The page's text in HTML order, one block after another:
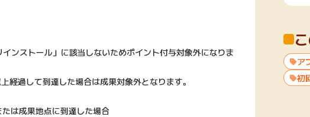
ンストール」に該当しないためポイント付与対象外になりま
過して到達した場合は成果対象外となります。
は成果地点に到達した場合
友
リ
白
ど
と
王
ア
初